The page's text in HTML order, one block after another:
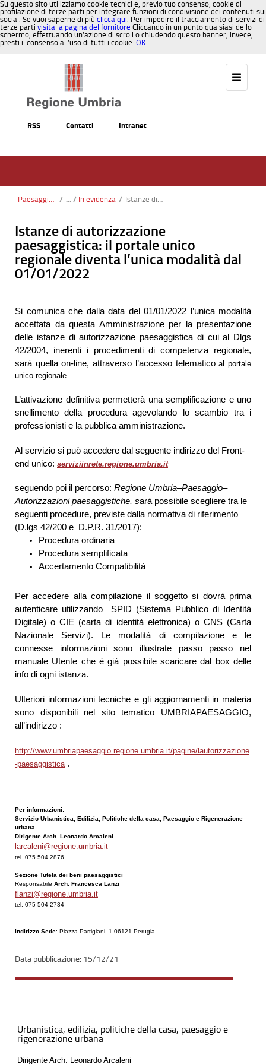
Su questo sito utilizziamo cookie tecnici e, previo tuo consenso, cookie di
profilazione di terze parti per integrare funzioni di condivisione dei contenuti sui
social. Se vuoi saperne di più clicca qui. Per impedire il tracciamento di servizi di
terze parti visita la pagina del fornitore Cliccando in un punto qualsiasi dello
schermo, effettuando un’azione di scroll o chiudendo questo banner, invece,
presti il consenso all’uso di tutti i cookie. OK
RSS Contatti Intranet
Paesaggio, Territorio, Urbanistica / In evidenza / Istanze di autorizzazione paesaggistica: il portale unico regionale diventa l’unica modalità dal 01/01/2022
Istanze di autorizzazione
paesaggistica: il portale unico
regionale diventa l’unica modalità dal
01/01/2022
Si comunica che dalla data del 01/01/2022 l’unica modalità
accettata da questa Amministrazione per la presentazione
delle istanze di autorizzazione paesaggistica di cui al Dlgs
42/2004, inerenti i procedimenti di competenza regionale,
sarà quella on-line, attraverso l’accesso telematicoal portale
unico regionale.
L’attivazione definitiva permetterà una semplificazione e uno
snellimento della procedura agevolando lo scambio tra i
professionisti e la pubblica amministrazione.
Al servizio si può accedere dal seguente indirizzo del Front-
end unico: serviziinrete.regione.umbria.it
seguendo poi il percorso: Regione Umbria–Paesaggio–
Autorizzazioni paesaggistiche, sarà possibile scegliere tra le
seguenti procedure, previste dalla normativa di riferimento
(D.lgs 42/200 e D.P.R. 31/2017):
Procedura ordinaria
Procedura semplificata
Accertamento Compatibilità
Per accedere alla compilazione il soggetto si dovrà prima
autenticare utilizzando SPID (Sistema Pubblico di Identità
Digitale) o CIE (carta di identità elettronica) o CNS (Carta
Nazionale Servizi). Le modalità di compilazione e le
connesse informazioni sono illustrate passo passo nel
manuale Utente che è già possibile scaricare dal box delle
info di ogni istanza.
Ulteriori informazioni tecniche e gli aggiornamenti in materia
sono disponibili nel sito tematico UMBRIAPAESAGGIO,
all’indirizzo :
http://www.umbriapaesaggio.regione.umbria.it/pagine/lautorizzazione
-paesaggistica .
Per informazioni:
Servizio Urbanistica, Edilizia, Politiche della casa, Paesaggio e Rigenerazione
urbana
Dirigente Arch. Leonardo Arcaleni
larcaleni@regione.umbria.it
tel. 075 504 2876
Sezione Tutela dei beni paesaggistici
Responsabile Arch. Francesca Lanzi
flanzi@regione.umbria.it
tel. 075 504 2734
Indirizzo Sede: Piazza Partigiani, 1 06121 Perugia
15/12/21
Urbanistica, edilizia, politiche della casa, paesaggio e
rigenerazione urbana
Dirigente Arch. Leonardo Arcaleni